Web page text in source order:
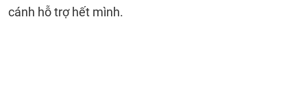
cánh hỗ trợ hết mình.